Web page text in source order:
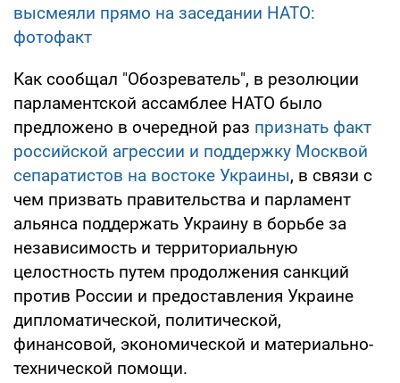
высмеяли прямо на заседании НАТО:
фотофакт
Как сообщал "Обозреватель", в резолюции
парламентской ассамблее НАТО было
предложено в очередной раз признать факт
российской агрессии и поддержку Москвой
сепаратистов на востоке Украины, в связи с
чем призвать правительства и парламент
альянса поддержать Украину в борьбе за
независимость и территориальную
целостность путем продолжения санкций
против России и предоставления Украине
дипломатической, политической,
финансовой, экономической и материально-
технической помощи.